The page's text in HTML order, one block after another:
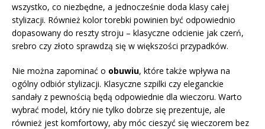
wszystko, co niezbędne, a jednocześnie doda klasy całej
stylizacji. Również kolor torebki powinien być odpowiednio
dopasowany do reszty stroju – klasyczne odcienie jak czerń,
srebro czy złoto sprawdzą się w większości przypadków.
Nie można zapominać o obuwiu, które także wpływa na
ogólny odbiór stylizacji. Klasyczne szpilki czy eleganckie
sandały z pewnością będą odpowiednie dla wieczoru. Warto
wybrać model, który nie tylko dobrze się prezentuje, ale
również jest komfortowy, aby móc cieszyć się wieczorem bez